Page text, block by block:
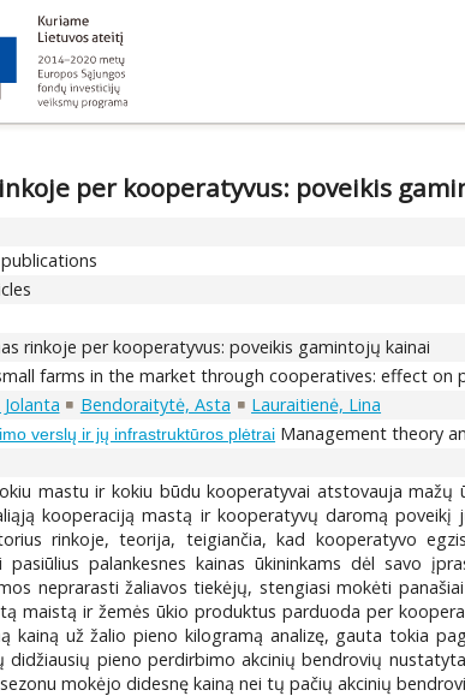
per kooperatyvus: poveikis
rinkoje per kooperatyvus: poveikis gamintojų kainai
farms in the market through cooperatives: effect on
Bendoraitytė, Asta
Lauraitienė, Lina
verslų ir jų infrastruktūros plėtrai Management theory
mastu ir kokiu būdu kooperatyvai atstovauja
kooperaciją mastą ir kooperatyvų daromą
rinkoje, teorija, teigiančia, kad kooperatyvo
pasiūlius palankesnes kainas ūkininkams dėl savo
neprarasti žaliavos tiekėjų, stengiasi mokėti
maistą ir žemės ūkio produktus parduoda per
kainą už žalio pieno kilogramą analizę, gauta tokia
didžiausių pieno perdirbimo akcinių bendrovių
mokėjo didesnę kainą nei tų pačių akcinių